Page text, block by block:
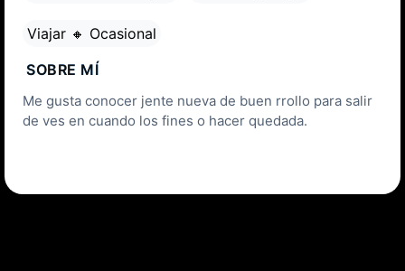
Viajar 🔸 Ocasional
SOBRE MÍ
Me gusta conocer jente nueva de buen rrollo para salir
de ves en cuando los fines o hacer quedada.